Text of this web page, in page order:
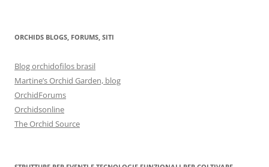
ORCHIDS BLOGS, FORUMS, SITI
Blog orchidofilos brasil
Martine’s Orchid Garden, blog
OrchidForums
Orchidsonline
The Orchid Source